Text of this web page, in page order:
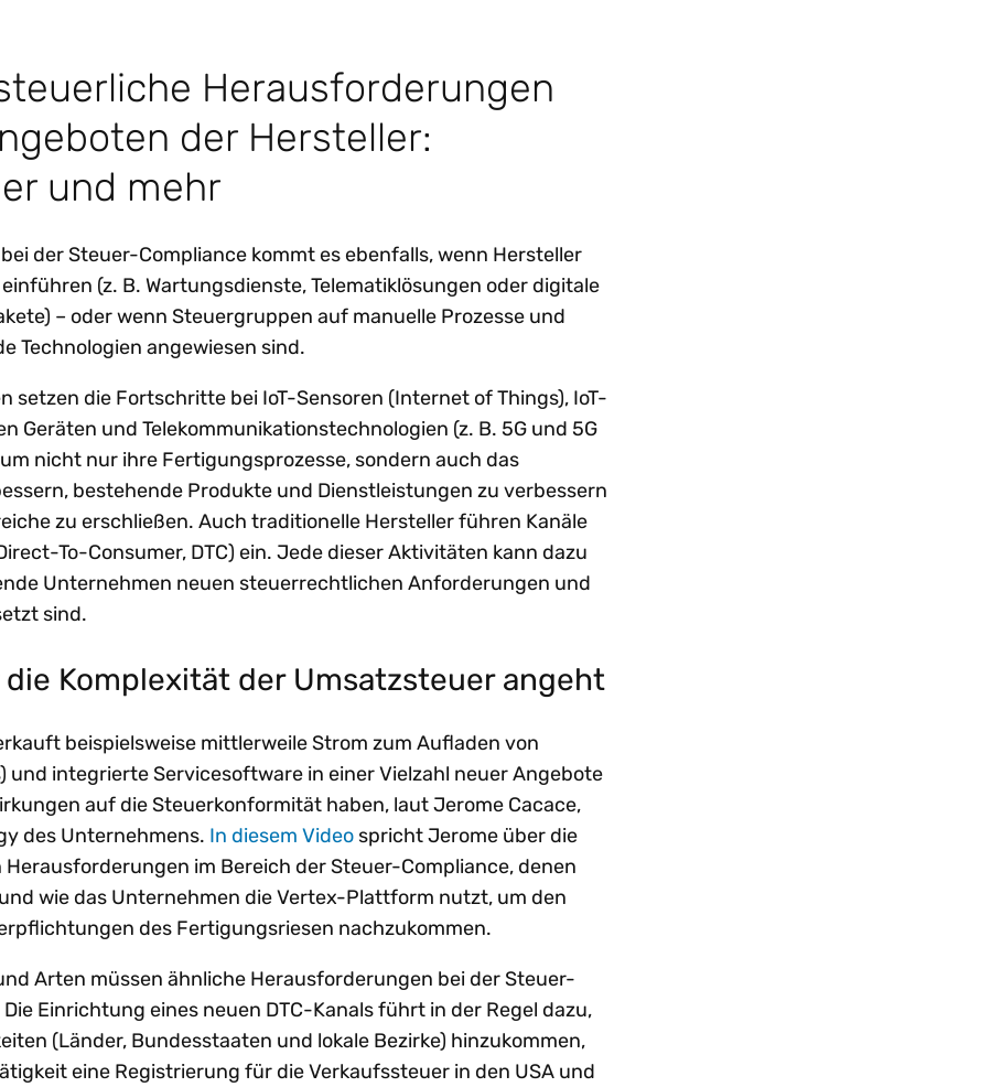
Herausforderungen
der Hersteller:
und mehr
der Steuer-Compliance kommt es ebenfalls, wenn Hersteller
(z. B. Wartungsdienste, Telematiklösungen oder digitale
– oder wenn Steuergruppen auf manuelle Prozesse und
Technologien angewiesen sind.
setzen die Fortschritte bei IoT-Sensoren (Internet of Things), IoT-
Geräten und Telekommunikationstechnologien (z. B. 5G und 5G
nicht nur ihre Fertigungsprozesse, sondern auch das
bestehende Produkte und Dienstleistungen zu verbessern
zu erschließen. Auch traditionelle Hersteller führen Kanäle
To-Consumer, DTC) ein. Jede dieser Aktivitäten kann dazu
Unternehmen neuen steuerrechtlichen Anforderungen und
sind.
die Komplexität der Umsatzsteuer angeht
beispielsweise mittlerweile Strom zum Aufladen von
und integrierte Servicesoftware in einer Vielzahl neuer Angebote
auf die Steuerkonformität haben, laut Jerome Cacace,
des Unternehmens. In diesem Video spricht Jerome über die
im Bereich der Steuer-Compliance, denen
wie das Unternehmen die Vertex-Plattform nutzt, um den
des Fertigungsriesen nachzukommen.
Arten müssen ähnliche Herausforderungen bei der Steuer-
Einrichtung eines neuen DTC-Kanals führt in der Regel dazu,
(Länder, Bundesstaaten und lokale Bezirke) hinzukommen,
eine Registrierung für die Verkaufssteuer in den USA und